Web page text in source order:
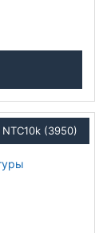
NTC10k (3950)